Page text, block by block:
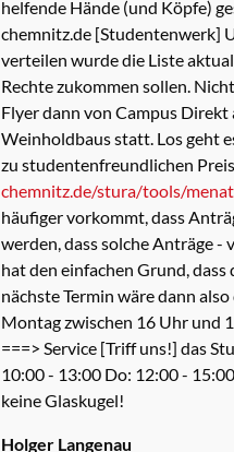
helfende Hände (und Köpfe)
chemnitz.de [Studentenwerk]
verteilen wurde die Liste
Rechte zukommen sollen.
Flyer dann von Campus
Weinholdbaus statt. Los geht
zu studentenfreundlichen
chemnitz.de/stura/tools/
häufiger vorkommt, dass
werden, dass solche Anträge -
hat den einfachen Grund,
nächste Termin wäre dann
Montag zwischen 16 Uhr und
===> Service [Triff uns!] das
10:00 - 13:00 Do: 12:00 -
keine Glaskugel!
Holger Langenau